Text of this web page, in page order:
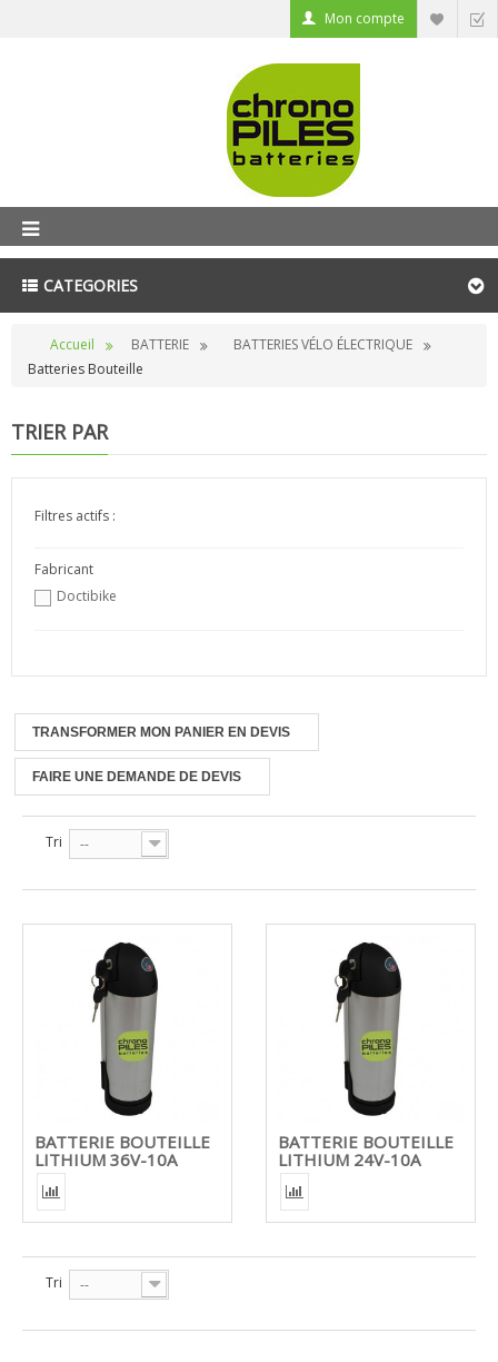
Mon compte
CATEGORIES
Accueil BATTERIE
BATTERIES VÉLO ÉLECTRIQUE
Batteries Bouteille
TRIER PAR
Filtres actifs :
Fabricant
Doctibike
TRANSFORMER MON PANIER EN DEVIS
FAIRE UNE DEMANDE DE DEVIS
Tri --
BATTERIE BOUTEILLE
LITHIUM 36V-10A
BATTERIE BOUTEILLE
LITHIUM 24V-10A
Tri --